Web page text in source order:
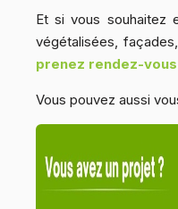
Et si vous souhaitez
végétalisées,
prenez rendez-vous
Vous pouvez aussi